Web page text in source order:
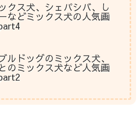
クス犬、シェパシバ、し
などミックス犬の人気画
ルドッグのミックス犬、
のミックス犬など人気画